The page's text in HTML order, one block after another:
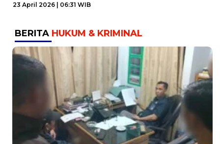
23 April 2026 | 06:31 WIB
BERITA HUKUM & KRIMINAL